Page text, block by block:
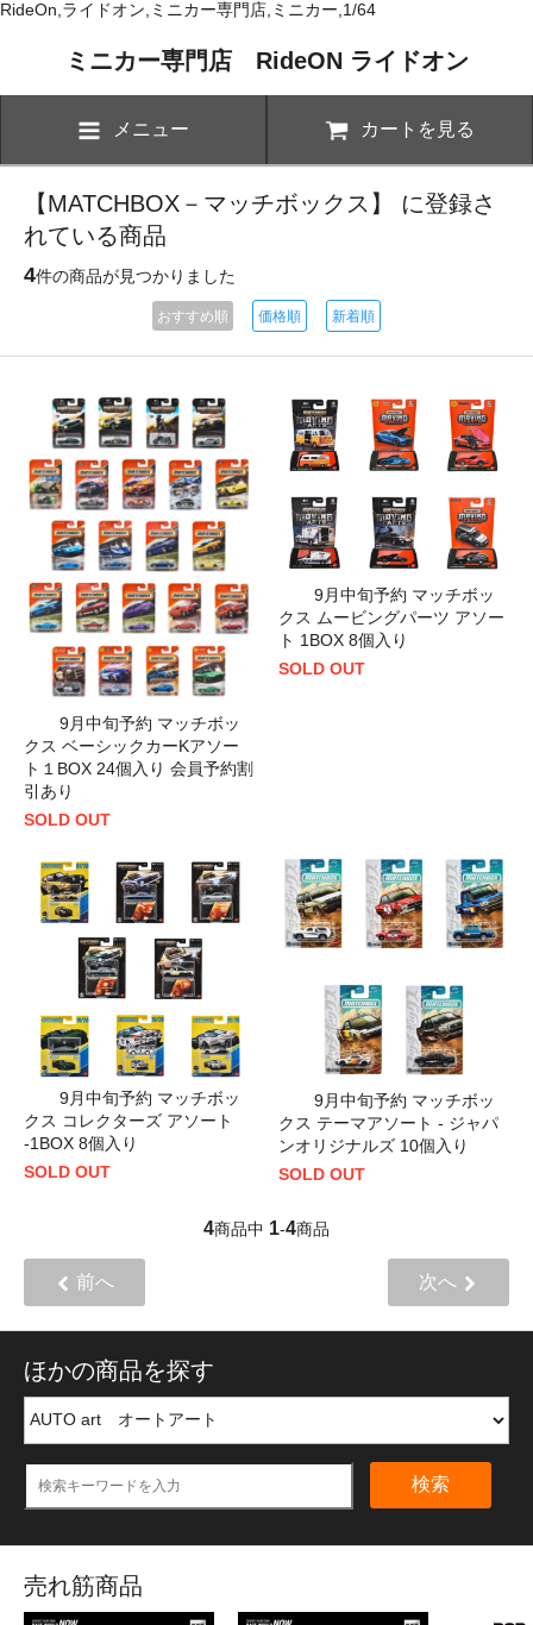
RideOn,ライドオン,ミニカー専門店,ミニカー,1/64
ミニカー専門店 RideON ライドオン
メニュー カートを見る
【MATCHBOX－マッチボックス】 に登録さ
れている商品
4件の商品が見つかりました
おすすめ順 価格順 新着順
9月中旬予約 マッチボッ
クス ベーシックカーKアソー
ト１BOX 24個入り 会員予約割
引あり
SOLD OUT
9月中旬予約 マッチボッ
クス ムービングパーツ アソー
ト 1BOX 8個入り
SOLD OUT
9月中旬予約 マッチボッ
クス コレクターズ アソート
-1BOX 8個入り
SOLD OUT
9月中旬予約 マッチボッ
クス テーマアソート - ジャパ
ンオリジナルズ 10個入り
SOLD OUT
4商品中 1-4商品
前へ 次へ
ほかの商品を探す
検索
売れ筋商品